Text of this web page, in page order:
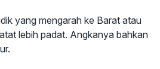
yang mengarah ke Barat atau
lebih padat. Angkanya bahkan